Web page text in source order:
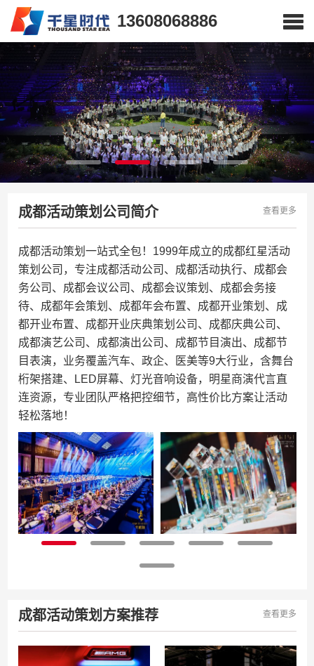
13608068886
成都活动策划公司简介 查看更多
成都活动策划一站式全包！1999年成立的成都红星活动
策划公司，专注成都活动公司、成都活动执行、成都会
务公司、成都会议公司、成都会议策划、成都会务接
待、成都年会策划、成都年会布置、成都开业策划、成
都开业布置、成都开业庆典策划公司、成都庆典公司、
成都演艺公司、成都演出公司、成都节目演出、成都节
目表演，业务覆盖汽车、政企、医美等9大行业，含舞台
桁架搭建、LED屏幕、灯光音响设备，明星商演代言直
连资源，专业团队严格把控细节，高性价比方案让活动
轻松落地！
成都活动策划方案推荐 查看更多